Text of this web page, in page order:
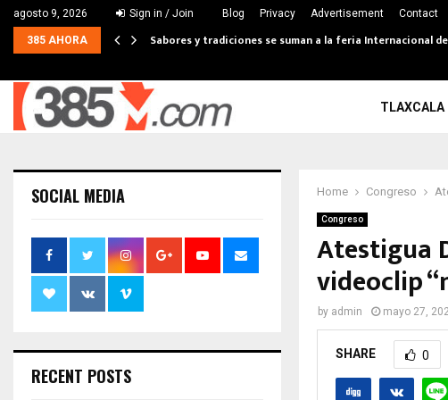
agosto 9, 2026 Sign in / Join Blog Privacy Advertisement Contact
385 AHORA Sabores y tradiciones se suman a la feria Internacional
TLAXCALA
Home Congreso
Congreso
Atestigua
videoclip
by admin mayo 27,
SHARE 0
SOCIAL MEDIA
RECENT POSTS